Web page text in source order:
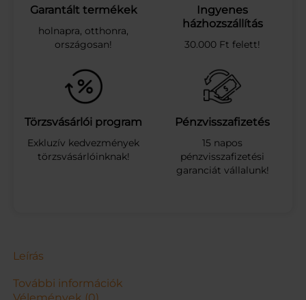
O
Y
.
Z
.
H
Á
Z
I
L
D
R
Garantált termékek
holnapra, otthonra,
országosan!
Ingyenes
házhozszállítás
30.000 Ft felett!
Törzsvásárlói program
Exkluzív kedvezmények
törzsvásárlóinknak!
Pénzvisszafizetés
15 napos
pénzvisszafizetési
garanciát vállalunk!
Leírás
További információk